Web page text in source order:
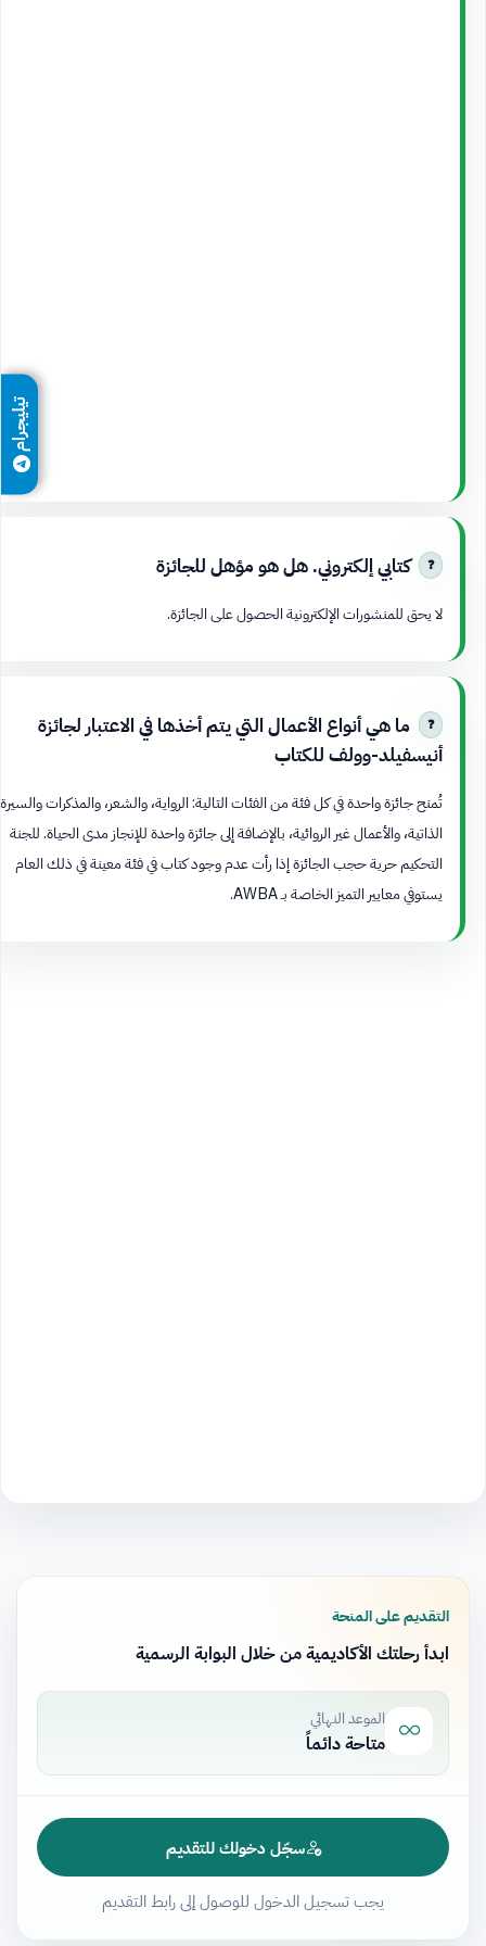
كتابي إلكتروني. هل هو مؤهل للجائزة
لا يحق للمنشورات الإلكترونية الحصول على الجائزة.
ما هي أنواع الأعمال التي يتم أخذها في الاعتبار لجائزة
أنيسفيلد-وولف للكتاب
تُمنح جائزة واحدة في كل فئة من الفئات التالية: الرواية، والشعر، والمذكرات والسيرة
الذاتية، والأعمال غير الروائية، بالإضافة إلى جائزة واحدة للإنجاز مدى الحياة. للجنة
التحكيم حرية حجب الجائزة إذا رأت عدم وجود كتاب في فئة معينة في ذلك العام
يستوفي معايير التميز الخاصة بـ AWBA.
التقديم على المنحة
ابدأ رحلتك الأكاديمية من خلال البوابة الرسمية
الموعد النهائي
متاحة دائماً
سجّل دخولك للتقديم
يجب تسجيل الدخول للوصول إلى رابط التقديم
تيليجرام